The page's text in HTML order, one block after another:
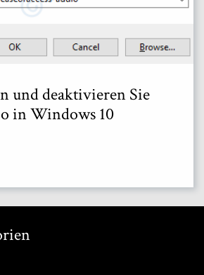
und deaktivieren Sie
in Windows 10